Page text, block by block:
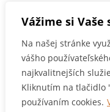
Vážime si Vaše
Na našej stránke
vášho
najkvalitnejších
Kliknutím na tlačidlo
používaním cookies.
© 2023
Icons are
Používanie